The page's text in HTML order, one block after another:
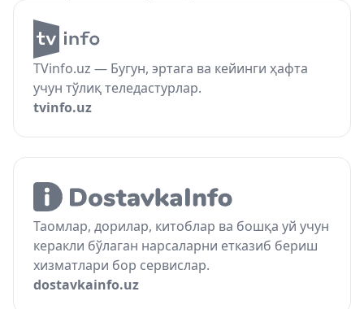
TVinfo.uz — Бугун, эртага ва кейинги ҳафта
учун тўлиқ теледастурлар.
tvinfo.uz
Таомлар, дорилар, китоблар ва бошқа уй учун
керакли бўлаган нарсаларни етказиб бериш
хизматлари бор сервислар.
dostavkainfo.uz